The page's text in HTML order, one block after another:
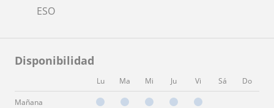
ESO
Disponibilidad
Lu Ma Mi Ju Vi Sá Do
Mañana